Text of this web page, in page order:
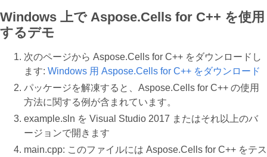
Windows 上で Aspose.Cells for C++ を使用
するデモ
次のページから Aspose.Cells for C++ をダウンロードし
ます: Windows 用 Aspose.Cells for C++ をダウンロード
パッケージを解凍すると、Aspose.Cells for C++ の使用
方法に関する例が含まれています。
example.sln を Visual Studio 2017 またはそれ以上のバ
ージョンで開きます
main.cpp: このファイルには Aspose.Cells for C++ をテス